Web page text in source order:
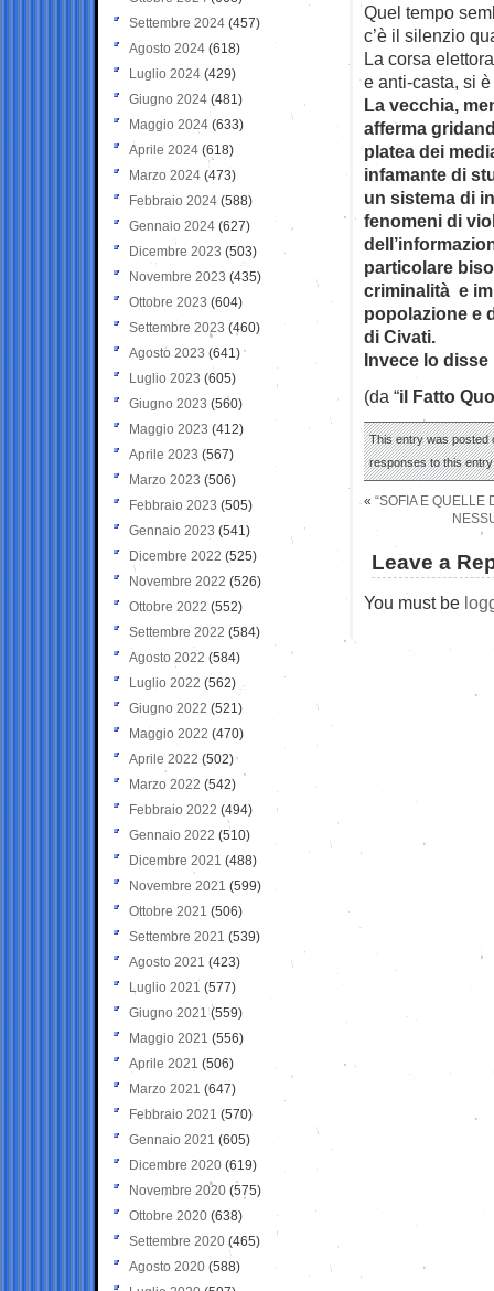
Quel tempo
c’è il silenzio
La corsa
e anti-casta, si
La vecchia,
afferma
platea dei
infamante di
un sistema di
fenomeni di
particolare
criminalità e
popolazione e
di Civati.
Invece lo disse
(da “il Fatto
This entry was posted
responses to this
« “SOFIA E QUELLE
Leave a
You must be
Settembre 2024 (457)
Agosto 2024 (618)
Luglio 2024 (429)
Giugno 2024 (481)
Maggio 2024 (633)
Aprile 2024 (618)
Marzo 2024 (473)
Febbraio 2024 (588)
Gennaio 2024 (627)
Dicembre 2023 (503)
Novembre 2023 (435)
Ottobre 2023 (604)
Settembre 2023 (460)
Agosto 2023 (641)
Luglio 2023 (605)
Giugno 2023 (560)
Maggio 2023 (412)
Aprile 2023 (567)
Marzo 2023 (506)
Febbraio 2023 (505)
Gennaio 2023 (541)
Dicembre 2022 (525)
Novembre 2022 (526)
Ottobre 2022 (552)
Settembre 2022 (584)
Agosto 2022 (584)
Luglio 2022 (562)
Giugno 2022 (521)
Maggio 2022 (470)
Aprile 2022 (502)
Marzo 2022 (542)
Febbraio 2022 (494)
Gennaio 2022 (510)
Dicembre 2021 (488)
Novembre 2021 (599)
Ottobre 2021 (506)
Settembre 2021 (539)
Agosto 2021 (423)
Luglio 2021 (577)
Giugno 2021(559)
Maggio 2021 (556)
Aprile 2021 (506)
Marzo 2021 (647)
Febbraio 2021 (570)
Gennaio 2021 (605)
Dicembre 2020 (619)
Novembre 2020 (575)
Ottobre 2020 (638)
Settembre 2020(465)
Agosto 2020 (588)